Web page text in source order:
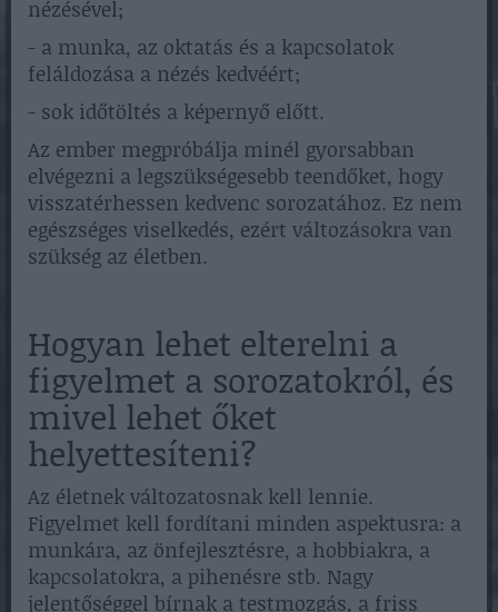
nézésével;
- a munka, az oktatás és a kapcsolatok
feláldozása a nézés kedvéért;
- sok időtöltés a képernyő előtt.
Az ember megpróbálja minél gyorsabban
elvégezni a legszükségesebb teendőket, hogy
visszatérhessen kedvenc sorozatához. Ez nem
egészséges viselkedés, ezért változásokra van
szükség az életben.
Hogyan lehet elterelni a
figyelmet a sorozatokról, és
mivel lehet őket
helyettesíteni?
Az életnek változatosnak kell lennie.
Figyelmet kell fordítani minden aspektusra: a
munkára, az önfejlesztésre, a hobbiakra, a
kapcsolatokra, a pihenésre stb. Nagy
jelentőséggel bírnak a testmozgás, a friss